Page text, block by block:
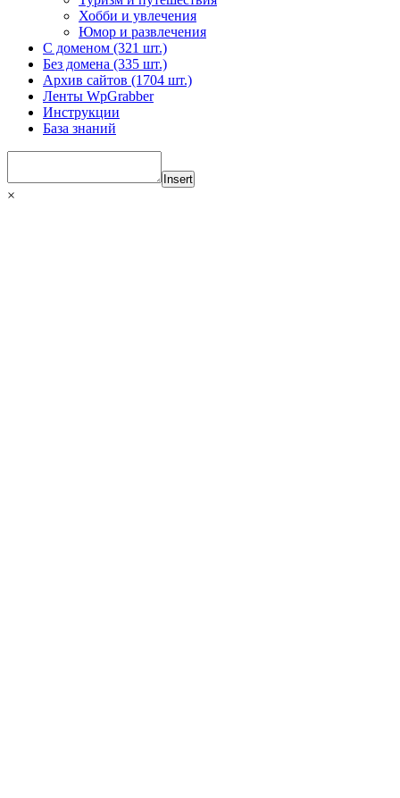
Хобби и увлечения
Юмор и развлечения
С доменом (321 шт.)
Без домена (335 шт.)
Архив сайтов (1704 шт.)
Ленты WpGrabber
Инструкции
База знаний
Insert
×